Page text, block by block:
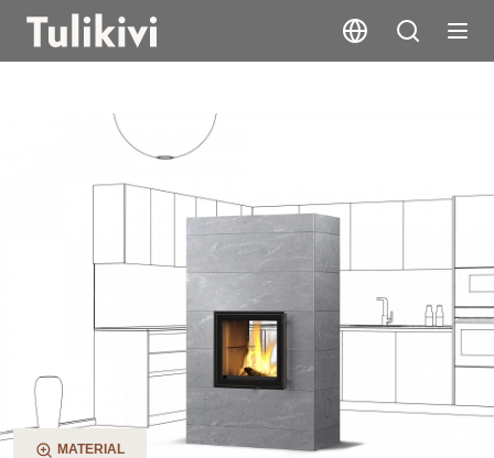
Raita 2D
MATERIAL